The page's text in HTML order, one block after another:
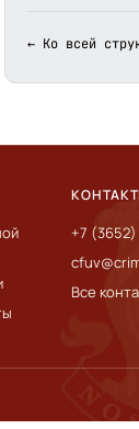
← Ко всей
+7
Все